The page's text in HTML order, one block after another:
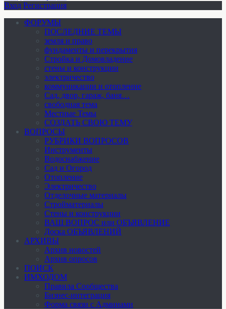
Вход Регистрация
ФОРУМЫ
ПОСЛЕДНИЕ ТЕМЫ
земля и право
фундаменты и перекрытия
Стройка и Домовладение
стены и конструкции
электричество
коммуникации и отопление
Cад, двор, гараж, баня…
свободная тема
Местные Темы
СОЗДАТЬ СВОЮ ТЕМУ
ВОПРОСЫ
РУБРИКИ ВОПРОСОВ
Инструменты
Водоснабжение
Сад и Огород
Отопление
Электричество
Отделочные материалы
Стройматериалы
Стены и конструкции
ВАШ ВОПРОС или ОБЪЯВЛЕНИЕ
Доска ОБЪЯВЛЕНИЙ
АРХИВЫ
Архив новостей
Архив опросов
ПОИСК
ИМХОДОМ
Правила Сообщества
Бизнес-интеграция
Форма связи с Админами